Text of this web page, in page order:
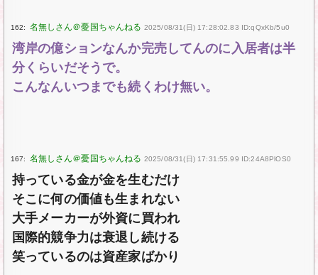
162: 2025/08/31(日) 17:28:02.83 ID:qQxKb/5u0
湾岸の億ションなんか完売してんのに入居者は半
分くらいだそうで。
こんなんいつまでも続くわけ無い。
167: 2025/08/31(日) 17:31:55.99 ID:24A8PlOS0
持っている金が金を生むだけ
そこに何の価値も生まれない
大手メーカーが外資に買われ
国際的競争力は衰退し続ける
笑っているのは資産家ばかり